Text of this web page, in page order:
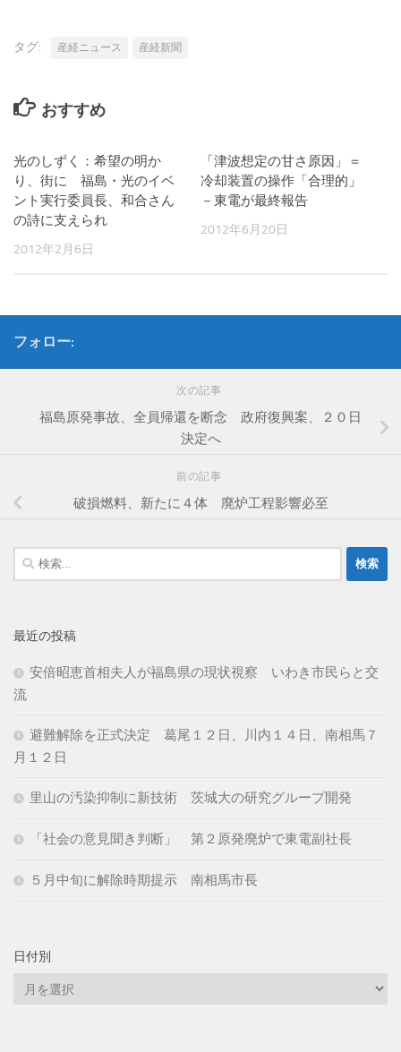
タグ: 産経ニュース 産経新聞
おすすめ
光のしずく：希望の明か
り、街に 福島・光のイベ
ント実行委員長、和合さん
の詩に支えられ
2012年2月6日
「津波想定の甘さ原因」＝
冷却装置の操作「合理的」
－東電が最終報告
2012年6月20日
フォロー:
次の記事
福島原発事故、全員帰還を断念 政府復興案、２０日
決定へ
前の記事
破損燃料、新たに４体 廃炉工程影響必至
検
索:
最近の投稿
安倍昭恵首相夫人が福島県の現状視察 いわき市民らと交
流
避難解除を正式決定 葛尾１２日、川内１４日、南相馬７
月１２日
里山の汚染抑制に新技術 茨城大の研究グループ開発
「社会の意見聞き判断」 第２原発廃炉で東電副社長
５月中旬に解除時期提示 南相馬市長
日付別